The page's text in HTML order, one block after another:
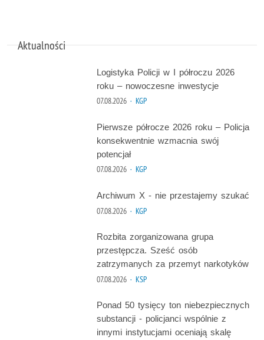
Aktualności
Logistyka Policji w I półroczu 2026
roku – nowoczesne inwestycje
07.08.2026 · KGP
Pierwsze półrocze 2026 roku – Policja
konsekwentnie wzmacnia swój
potencjał
07.08.2026 · KGP
Archiwum X - nie przestajemy szukać
07.08.2026 · KGP
Rozbita zorganizowana grupa
przestępcza. Sześć osób
zatrzymanych za przemyt narkotyków
07.08.2026 · KSP
Ponad 50 tysięcy ton niebezpiecznych
substancji - policjanci wspólnie z
innymi instytucjami oceniają skalę